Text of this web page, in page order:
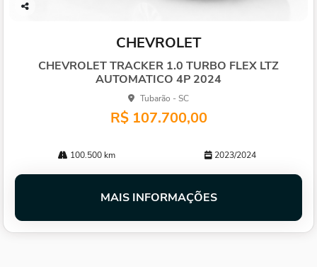
CHEVROLET
CHEVROLET TRACKER 1.0 TURBO FLEX LTZ
AUTOMATICO 4P 2024
Tubarão - SC
R$ 107.700,00
100.500 km 2023/2024
MAIS INFORMAÇÕES